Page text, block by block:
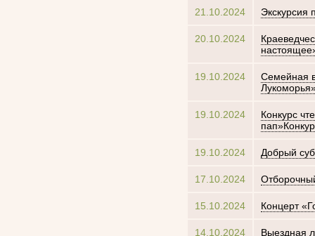
21.10.2024 Экскурсия
20.10.2024
19.10.2024
Семейная
19.10.2024
Конкурс
19.10.2024 Добрый
17.10.2024
15.10.2024 Концерт
14.10.2024 Выездная